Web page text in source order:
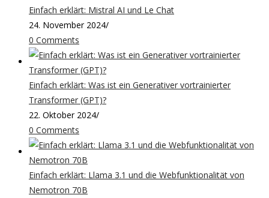
Einfach erklärt: Mistral AI und Le Chat
24. November 2024/
0 Comments
Einfach erklärt: Was ist ein Generativer vortrainierter
Transformer (GPT)?
22. Oktober 2024/
0 Comments
Einfach erklärt: Llama 3.1 und die Webfunktionalität von
Nemotron 70B